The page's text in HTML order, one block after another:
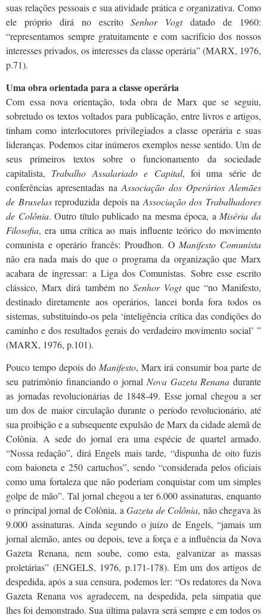
suas relações pessoais e sua atividade prática e organizativa. Como
ele próprio dirá no escritoSenhor Vogtdatado de 1960:
“representamos sempre gratuitamente e com sacrifício dos nossos
interesses privados, os interesses da classe operária” (MARX, 1976,
p.71).
Uma obra orientada para a classe operária
Com essa nova orientação, toda obra de Marx que se seguiu,
sobretudo os textos voltados para publicação, entre livros e artigos,
tinham como interlocutores privilegiados a classe operária e suas
lideranças. Podemos citar inúmeros exemplos nesse sentido. Um de
seus primeiros textos sobre o funcionamento da sociedade
capitalista, Trabalho Assalariado e Capital, foi uma série de
conferências apresentadas na Associação dos Operários Alemães
de Bruxelasreproduzida depois na Associação dos Trabalhadores
de Colônia. Outro título publicado na mesma época, a Miséria da
Filosofia, era uma crítica ao mais influente teórico do movimento
comunista e operário francês: Proudhon. O Manifesto Comunista
não era nada mais do que o programa da organização que Marx
acabara de ingressar: a Liga dos Comunistas. Sobre esse escrito
clássico, Marx dirá também noSenhor Vogtque “no Manifesto,
destinado diretamente aos operários, lancei borda fora todos os
sistemas, substituindo-os pela ‘inteligência crítica das condições do
caminho e dos resultados gerais do verdadeiro movimento social’ ”
(MARX, 1976, p.101).
Pouco tempo depois do Manifesto, Marx irá consumir boa parte de
seu patrimônio financiando o jornal Nova Gazeta Renana durante
as jornadas revolucionárias de 1848-49. Esse jornal chegou a ser
um dos de maior circulação durante o período revolucionário, até
sua proibição e a subsequente expulsão de Marx da cidade alemã de
Colônia. A sede do jornal era uma espécie de quartel armado.
“Nossa redação”, dirá Engels mais tarde, “dispunha de oito fuzis
com baioneta e 250 cartuchos”, sendo “considerada pelos oficiais
como uma fortaleza que não poderiam conquistar com um simples
golpe de mão”. Tal jornal chegou a ter 6.000 assinaturas, enquanto
o principal jornal de Colônia, aGazeta de Colônia, não chegava às
9.000 assinaturas. Ainda segundo o juízo de Engels, “jamais um
jornal alemão, antes ou depois, teve a força e a influência da Nova
Gazeta Renana, nem soube, como esta, galvanizar as massas
proletárias” (ENGELS, 1976, p.171-178). Em um dos artigos de
despedida, após a sua censura, podemos ler: “Os redatores da Nova
Gazeta Renana vos agradecem, na despedida, pela simpatia que
lhes foi demonstrado. Sua última palavra será sempre e em todos os